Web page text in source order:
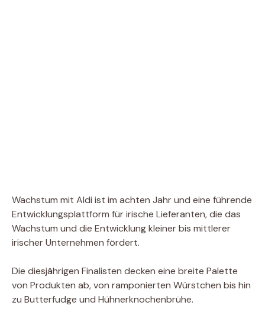
Wachstum mit Aldi ist im achten Jahr und eine führende
Entwicklungsplattform für irische Lieferanten, die das
Wachstum und die Entwicklung kleiner bis mittlerer
irischer Unternehmen fördert.
Die diesjährigen Finalisten decken eine breite Palette
von Produkten ab, von ramponierten Würstchen bis hin
zu Butterfudge und Hühnerknochenbrühe.